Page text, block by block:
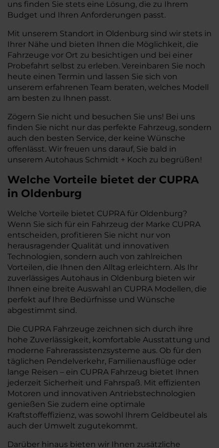
uns finden Sie stets eine Lösung, die zu Ihrem
Budget und Ihren Anforderungen passt.
Mit unserem Standort in Oldenburg sind wir stets in
Ihrer Nähe und bieten Ihnen die Möglichkeit, die
Fahrzeuge vor Ort zu besichtigen und bei einer
Probefahrt selbst zu erleben. Vereinbaren Sie noch
heute einen Termin und lassen Sie sich von
unserem erfahrenen Team beraten, welches Modell
am besten zu Ihnen passt.
Zögern Sie nicht und besuchen Sie uns! Bei uns
finden Sie nicht nur das perfekte Fahrzeug, sondern
auch den besten Service, der keine Wünsche
offenlässt. Wir freuen uns darauf, Sie bald in
unserem Autohaus Schmidt + Koch zu begrüßen!
Welche Vorteile bietet der CUPRA
in Oldenburg
Welche Vorteile bietet CUPRA für Oldenburg?
Wenn Sie sich für ein Fahrzeug der Marke CUPRA
entscheiden, profitieren Sie nicht nur von
herausragender Qualität und innovativen
Technologien, sondern auch von zahlreichen
Vorteilen, die Ihnen den Alltag erleichtern. Als Ihr
zuverlässiges Autohaus in Oldenburg bieten wir
Ihnen eine breite Auswahl an CUPRA Modellen, die
perfekt auf Ihre Bedürfnisse und Wünsche
abgestimmt sind.
Die CUPRA Fahrzeuge zeichnen sich durch ihre
hohe Zuverlässigkeit, komfortable Ausstattung und
moderne Fahrerassistenzsysteme aus. Ob für den
täglichen Pendelverkehr, Familienausflüge oder
lange Reisen – ein CUPRA Fahrzeug bietet Ihnen
jederzeit Sicherheit und Fahrspaß. Mit effizienten
Motoren und innovativen Antriebstechnologien
genießen Sie zudem eine optimale
Kraftstoffeffizienz, was sowohl Ihrem Geldbeutel als
auch der Umwelt zugutekommt.
Darüber hinaus bieten wir Ihnen zusätzliche